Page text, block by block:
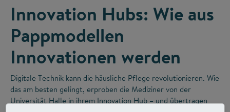
Innovation Hubs: Wie aus
Pappmodellen
Innovationen werden
Digitale Technik kann die häusliche Pflege revolutionieren. Wie
das am besten gelingt, erproben die Mediziner von der
Universität Halle in ihrem Innovation Hub – und übertragen